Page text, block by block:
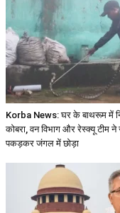
Korba News: घर के बाथरूम में
कोबरा, वन विभाग और रेस्क्यू टीम ने
पकड़कर जंगल में छोड़ा